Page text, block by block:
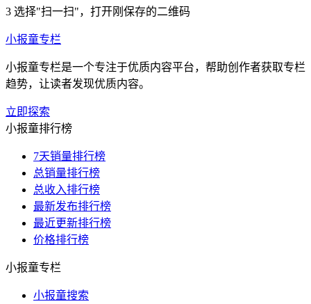
3 选择"扫一扫"，打开刚保存的二维码
小报童专栏
小报童专栏是一个专注于优质内容平台，帮助创作者获取专栏
趋势，让读者发现优质内容。
立即探索
小报童排行榜
7天销量排行榜
总销量排行榜
总收入排行榜
最新发布排行榜
最近更新排行榜
价格排行榜
小报童专栏
小报童搜索